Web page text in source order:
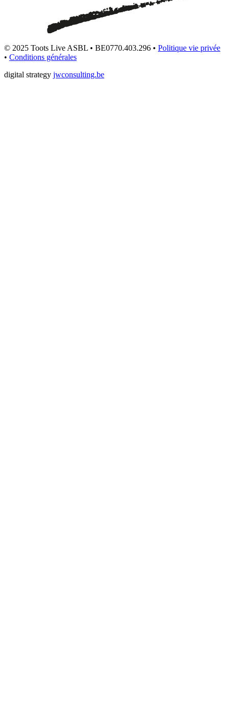
© 2025 Toots Live ASBL • BE0770.403.296 • Politique vie privée
• Conditions générales
digital strategy jwconsulting.be